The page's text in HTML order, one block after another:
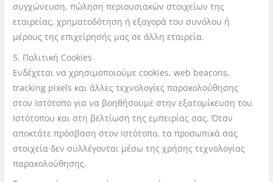
συγχώνευση, πώληση περιουσιακών στοιχείων της
εταιρείας, χρηματοδότηση ή εξαγορά του συνόλου ή
μέρους της επιχείρησής μας σε άλλη εταιρεία.
5. Πολιτική Cookies
Ενδέχεται να χρησιμοποιούμε cookies, web beacons,
tracking pixels και άλλες τεχνολογίες παρακολούθησης
στον Ιστότοπο για να βοηθήσουμε στην εξατομίκευση του
Ιστότοπου και στη βελτίωση της εμπειρίας σας. Όταν
αποκτάτε πρόσβαση στον Ιστότοπο, τα προσωπικά σας
στοιχεία δεν συλλέγονται μέσω της χρήσης τεχνολογίας
παρακολούθησης.